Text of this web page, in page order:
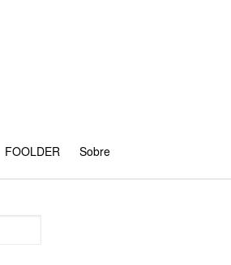
FOOLDER Sobre